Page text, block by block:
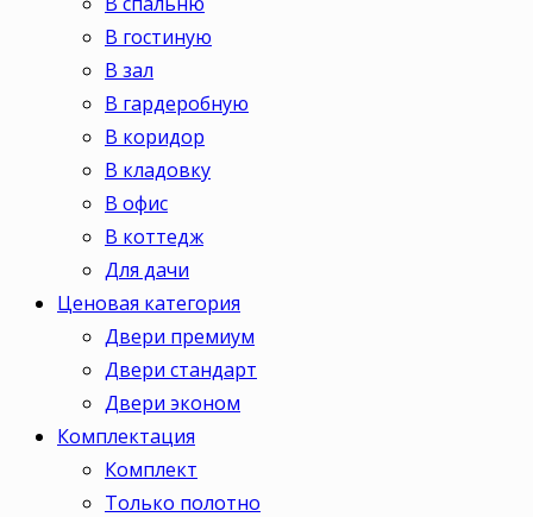
В гостиную
В зал
В гардеробную
В коридор
В кладовку
В офис
В коттедж
Для дачи
Ценовая категория
Двери премиум
Двери стандарт
Двери эконом
Комплектация
Комплект
Только полотно